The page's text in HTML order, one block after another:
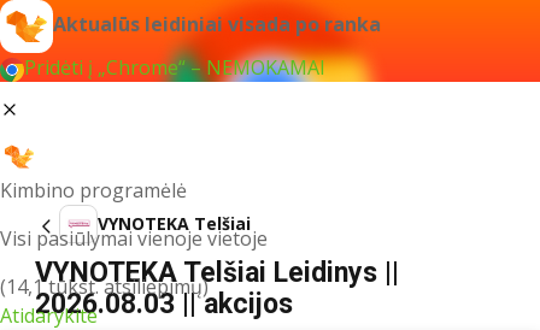
Aktualūs leidiniai visada po ranka
Pridėti į „Chrome“ – NEMOKAMAI
Kimbino programėlė
Visi pasiūlymai vienoje vietoje
(14,1 tūkst. atsiliepimų)
Atidarykite
VYNOTEKA Telšiai
VYNOTEKA Telšiai Leidinys ||
2026.08.03 || akcijos